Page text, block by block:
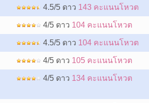
4.5/5 ดาว 143 คะแนนโหวต
4/5 ดาว 104 คะแนนโหวต
4.5/5 ดาว 104 คะแนนโหวต
4/5 ดาว 105 คะแนนโหวต
4/5 ดาว 134 คะแนนโหวต